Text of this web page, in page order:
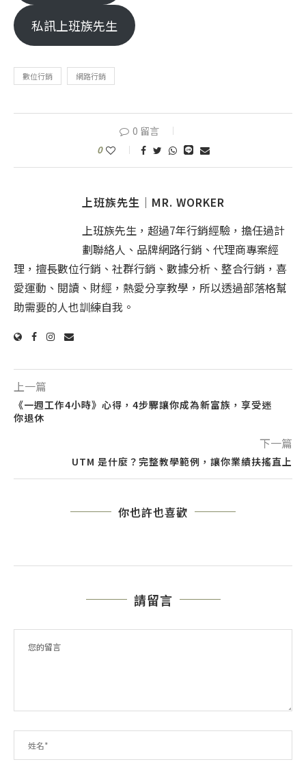
私訊上班族先生
數位行銷 網路行銷
0 留言
0
上班族先生│MR. WORKER
上班族先生，超過7年行銷經驗，擔任過計
劃聯絡人、品牌網路行銷、代理商專案經
理，擅長數位行銷、社群行銷、數據分析、整合行銷，喜
愛運動、閱讀、財經，熱愛分享教學，所以透過部落格幫
助需要的人也訓練自我。
上一篇
《一週工作4小時》心得，4步驟讓你成為新富族，享受迷
你退休
下一篇
UTM 是什麼？完整教學範例，讓你業績扶搖直上
你也許也喜歡
請留言